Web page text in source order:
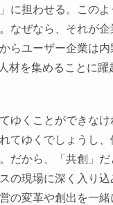
に担わせる。この
なぜなら、それが
らユーザー企業は
材を集めることに躍
ゆくことができな
てゆくでしょうし
だから、「共創」だ
の現場に深く入り
の変革や創出を一